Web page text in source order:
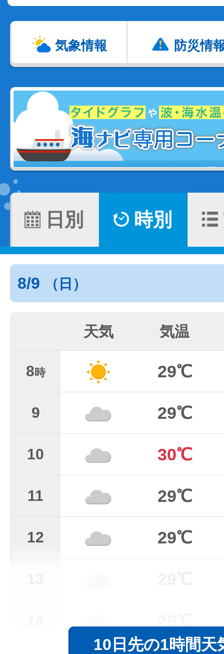
気象情報 防災情
日別 時別
8/9 （日）
天気 気温
8時 29℃
9 29℃
10 30℃
11 29℃
12 29℃
10日先の1時間天